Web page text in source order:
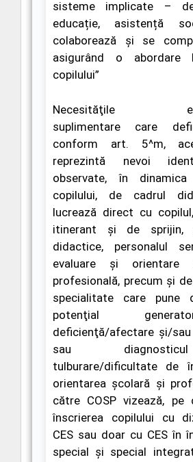
sisteme implicate –
educație, asistență
colaborează și se
asigurând o abordare
copilului”
Necesităţile
suplimentare care
conform art. 5^m,
reprezintă nevoi
observate, în dinamica
copilului, de cadrul
lucrează direct cu
itinerant şi de sprijin,
didactice, personalul
evaluare şi orientare
profesională, precum şi
specialitate care pune
potenţial
deficienţă/afectare şi/
sau
tulburare/dificultate de
orientarea şcolară şi
către COSP vizează,
înscrierea copilului cu
CES sau doar cu CES în
special şi special